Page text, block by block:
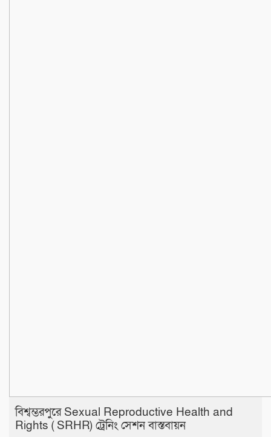
বিশ্বম্ভরপুরে Sexual Reproductive Health and
Rights ( SRHR) ট্রেনিং সেশন বাস্তবায়ন